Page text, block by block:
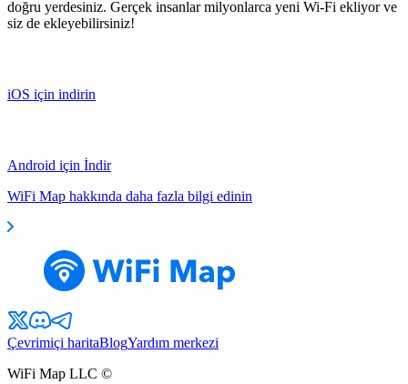
doğru yerdesiniz. Gerçek insanlar milyonlarca yeni Wi-Fi ekliyor ve
siz de ekleyebilirsiniz!
iOS için indirin
Android için İndir
WiFi Map hakkında daha fazla bilgi edinin
Çevrimiçi haritaBlogYardım merkezi
WiFi Map LLC ©